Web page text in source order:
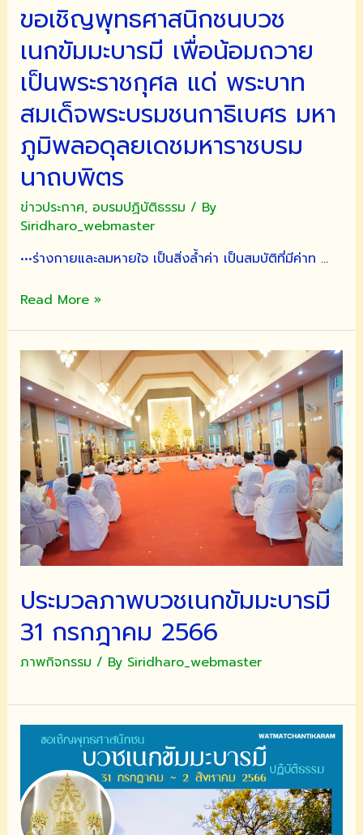
ขอเชิญพุทธศาสนิกชนบวช
เนกขัมมะบารมี เพื่อน้อมถวาย
เป็นพระราชกุศล แด่ พระบาท
สมเด็จพระบรมชนกาธิเบศร มหา
ภูมิพลอดุลยเดชมหาราชบรม
นาถบพิตร
ข่าวประกาศ, อบรมปฏิบัติธรรม / By
Siridharo_webmaster
•••ร่างกายและลมหายใจ เป็นสิ่งล้ำค่า เป็นสมบัติที่มีค่าท …
ขอ
บวช
เนกขัม
มะ
บารมี
เพื่อ
น้อม
ถวาย
เป็น
พระ
ราช
กุศล
พระบาท
สมเด็จ
พระบรม
ชน
ธิเบ
ศร
มหา
อดุลย
เดช
มหาราช
Read More »
ประมวลภาพบวชเนกขัมมะบารมี
31 กรกฎาคม 2566
ภาพกิจกรรม / By Siridharo_webmaster